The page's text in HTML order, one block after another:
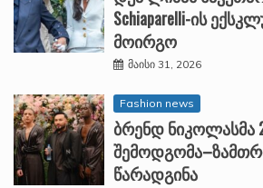
Schiaparelli-ის
მოირგო
მაისი 31, 2026
Fashion news
ბრენდ ნიკოლასმა
წარადგინა